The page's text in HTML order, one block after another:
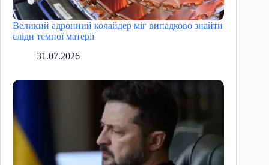
Великий адронний колайдер міг випадково знайти
сліди темної матерії
31.07.2026